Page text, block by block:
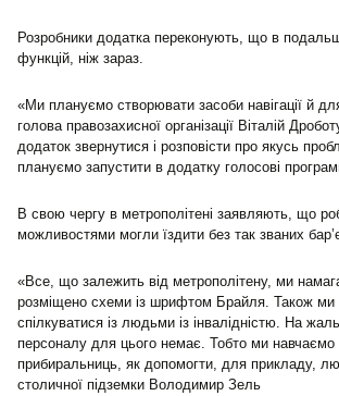
Розробники додатка переконують, що в
функцій, ніж зараз.
«Ми плануємо створювати засоби навігації й
голова правозахисної організації Віталій
додаток звернутися і розповісти про якусь
плануємо запустити в додатку голосові
В свою чергу в метрополітені заявляють, що
можливостями могли їздити без так званих
«Все, що залежить від метрополітену, ми
розміщено схеми із шрифтом Брайля. Також
спілкуватися із людьми із інвалідністю. На
персоналу для цього немає. Тобто ми навчаємо
прибиральниць, як допомогти, для прикладу,
столичної підземки Володимир Зель